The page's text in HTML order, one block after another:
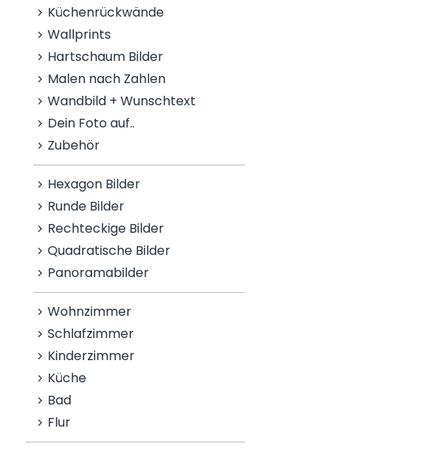
Küchenrückwände
Wallprints
Hartschaum Bilder
Malen nach Zahlen
Wandbild + Wunschtext
Dein Foto auf..
Zubehör
Hexagon Bilder
Runde Bilder
Rechteckige Bilder
Quadratische Bilder
Panoramabilder
Wohnzimmer
Schlafzimmer
Kinderzimmer
Küche
Bad
Flur